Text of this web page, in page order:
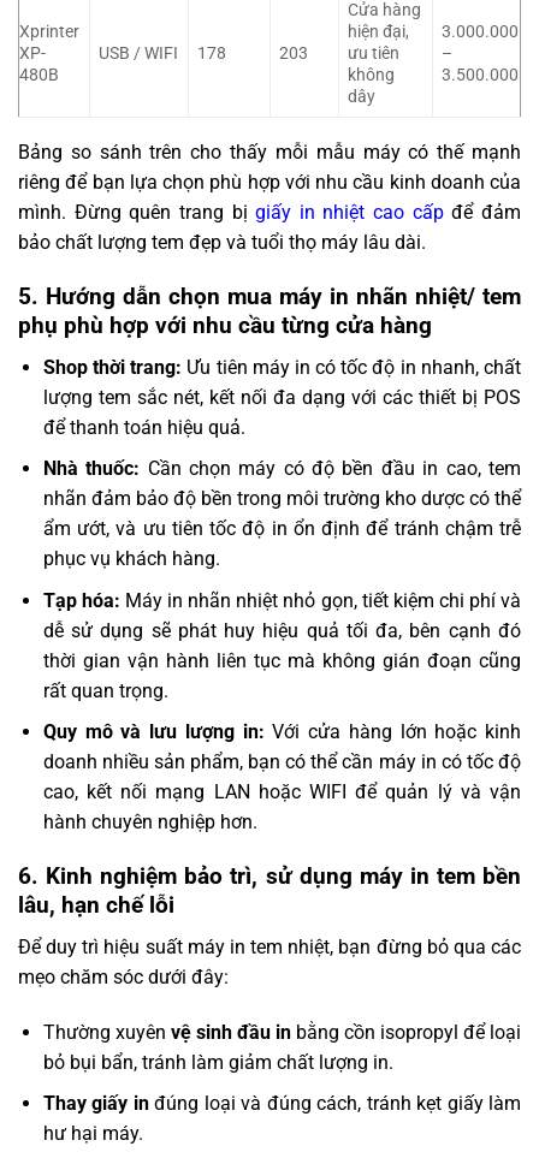
Xprinter
XP-
480B
USB / WIFI 178 203
Cửa hàng
hiện đại,
ưu tiên
không
dây
3.000.000
–
3.500.000
Bảng so sánh trên cho thấy mỗi mẫu máy có thế mạnh
riêng để bạn lựa chọn phù hợp với nhu cầu kinh doanh của
mình. Đừng quên trang bịgiấy in nhiệt cao cấpđể đảm
bảo chất lượng tem đẹp và tuổi thọ máy lâu dài.
5. Hướng dẫn chọn mua máy in nhãn nhiệt/ tem
phụ phù hợp với nhu cầu từng cửa hàng
Shop thời trang: Ưu tiên máy in có tốc độ in nhanh, chất
lượng tem sắc nét, kết nối đa dạng với các thiết bị POS
để thanh toán hiệu quả.
Nhà thuốc: Cần chọn máy có độ bền đầu in cao, tem
nhãn đảm bảo độ bền trong môi trường kho dược có thể
ẩm ướt, và ưu tiên tốc độ in ổn định để tránh chậm trễ
phục vụ khách hàng.
Tạp hóa: Máy in nhãn nhiệt nhỏ gọn, tiết kiệm chi phí và
dễ sử dụng sẽ phát huy hiệu quả tối đa, bên cạnh đó
thời gian vận hành liên tục mà không gián đoạn cũng
rất quan trọng.
Quy mô và lưu lượng in: Với cửa hàng lớn hoặc kinh
doanh nhiều sản phẩm, bạn có thể cần máy in có tốc độ
cao, kết nối mạng LAN hoặc WIFI để quản lý và vận
hành chuyên nghiệp hơn.
6. Kinh nghiệm bảo trì, sử dụng máy in tem bền
lâu, hạn chế lỗi
Để duy trì hiệu suất máy in tem nhiệt, bạn đừng bỏ qua các
mẹo chăm sóc dưới đây:
Thường xuyên vệ sinh đầu inbằng cồn isopropyl để loại
bỏ bụi bẩn, tránh làm giảm chất lượng in.
Thay giấy inđúng loại và đúng cách, tránh kẹt giấy làm
hư hại máy.